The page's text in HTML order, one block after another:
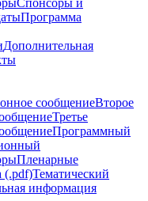
Спонсоры и
Программа
Дополнительная
сообщениеВторое
Третье
Программный
Пленарные
(.pdf)Тематический
информация